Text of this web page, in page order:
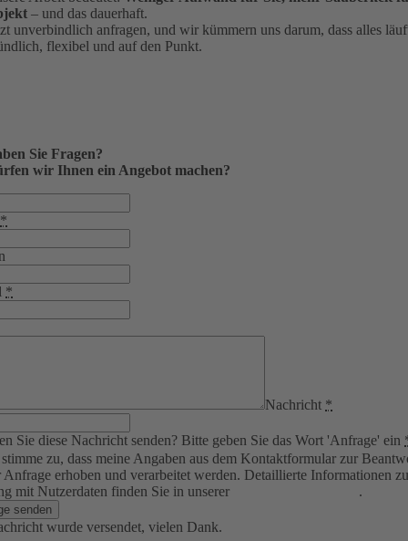
– und das dauerhaft.
unverbindlich anfragen, und wir kümmern uns darum, dass alles
flexibel und auf den Punkt.
Sie Fragen?
wir Ihnen ein Angebot machen?
*
*
Nachricht *
Sie diese Nachricht senden? Bitte geben Sie das Wort 'Anfrage' ein
zu, dass meine Angaben aus dem Kontaktformular zur
Anfrage erhoben und verarbeitet werden. Detaillierte Informationen
mit Nutzerdaten finden Sie in unserer
.
senden
wurde versendet, vielen Dank.